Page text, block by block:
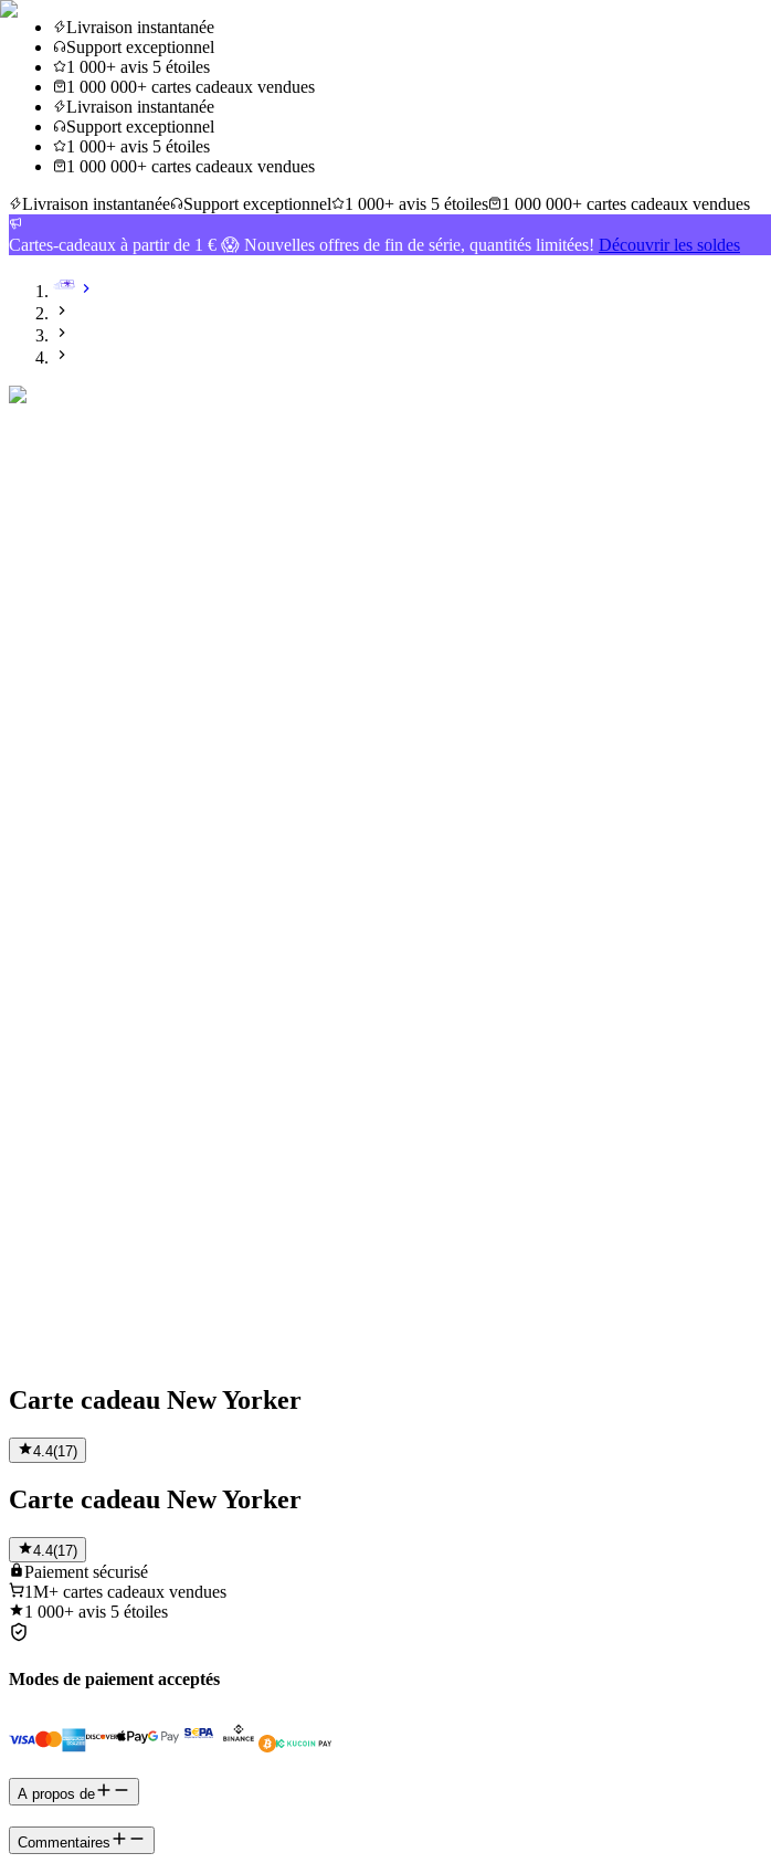
Livraison instantanée
Support exceptionnel
1 000+ avis 5 étoiles
1 000 000+ cartes cadeaux vendues
Livraison instantanée
Support exceptionnel
1 000+ avis 5 étoiles
1 000 000+ cartes cadeaux vendues
Livraison instantanée
Support exceptionnel 1 000+ avis 5 étoiles 1 000 000+ cartes cadeaux vendues
Cartes-cadeaux à partir de 1 € 😱 Nouvelles offres de fin de série, quantités limitées! Découvrir les soldes
Carte cadeau New Yorker
4.4(17)
Carte cadeau New Yorker
4.4(17)
Paiement sécurisé
1M+ cartes cadeaux vendues
1 000+ avis 5 étoiles
Modes de paiement acceptés
A propos de
Commentaires